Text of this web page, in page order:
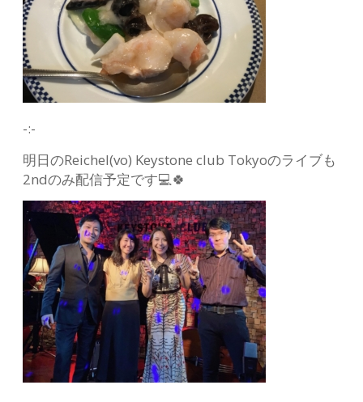
-:-
明日のReichel(vo) Keystone club Tokyoのライブも
2ndのみ配信予定です💻🍀